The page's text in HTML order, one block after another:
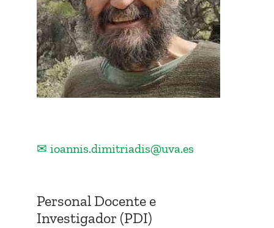
✉ ioannis.dimitriadis@uva.es
Personal Docente e
Investigador (PDI)